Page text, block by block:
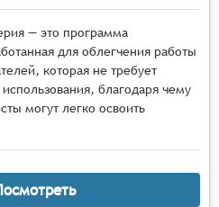
— это программа
для облегчения работы
которая не требует
благодаря чему
могут легко освоить